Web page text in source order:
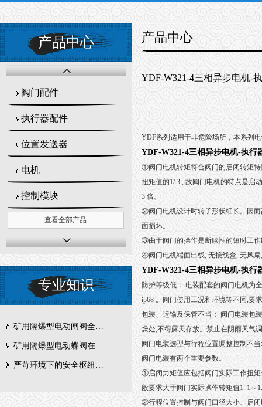
产品中心
阀门配件
执行器配件
位置发送器
电机
控制模块
查看全部产品
专业知识
矿用隔爆型电动闸阀全周期维护与故障排查要点
矿用隔爆型电动蝶阀在瓦斯管道控制中的防爆设计与安全标准解析
严苛环境下的安全枢纽：矿用隔爆型电动闸阀的技术剖析
产品中心
YDF-W321-4三相异步电机-
YDF系列适用于非危险场所，本系列
YDF-W321-4三相异步电机-执行
①阀门电机转矩符合阀门的启闭转矩
扭矩值的1/ 3 , 故阀门电机的特点是启
3 倍。
②阀门电机设计时转子形状细长。因
面损坏。
③由于阀门的操作是断续性的短时工作
④阀门电机端面出线, 无接线盒, 无风扇
YDF-W321-4三相异步电机-执行
防护等级低： 电装配套的阀门电机为
ip68 。阀门使用工况和环境等不同,要
包装、运输及保管不当： 阀门电装包
燥处,不得露天存放。禁止在阴雨天气
阀门电装选型与行程位置调整控制不
阀门电装有两个重要参数。
①启闭力矩值应包括阀门实际工作扭
般要求大于阀门实际操作转矩值1. 1～
②行程位置控制与阀门口径大小、启闭